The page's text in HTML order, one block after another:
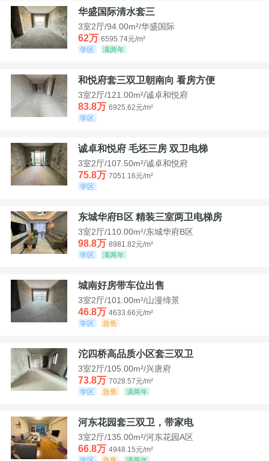
华盛国际清水套三
3室2厅/94.00m²/华盛国际
62万 6595.74元/m²
学区
满两年
和悦府套三双卫朝南向 看房方便
3室2厅/121.00m²/诚卓和悦府
83.8万 6925.62元/m²
学区
诚卓和悦府 毛坯三房 双卫电梯
3室2厅/107.50m²/诚卓和悦府
75.8万 7051.16元/m²
学区
东城华府B区 精装三室两卫电梯房
3室2厅/110.00m²/东城华府B区
98.8万 8981.82元/m²
学区
满两年
城南好房带车位出售
3室2厅/101.00m²/山漫缔景
46.8万 4633.66元/m²
学区
急售
沱四桥高品质小区套三双卫
3室2厅/105.00m²/兴唐府
73.8万 7028.57元/m²
学区
急售 满两年
河东花园套三双卫，带家电
3室2厅/135.00m²/河东花园A区
66.8万 4948.15元/m²